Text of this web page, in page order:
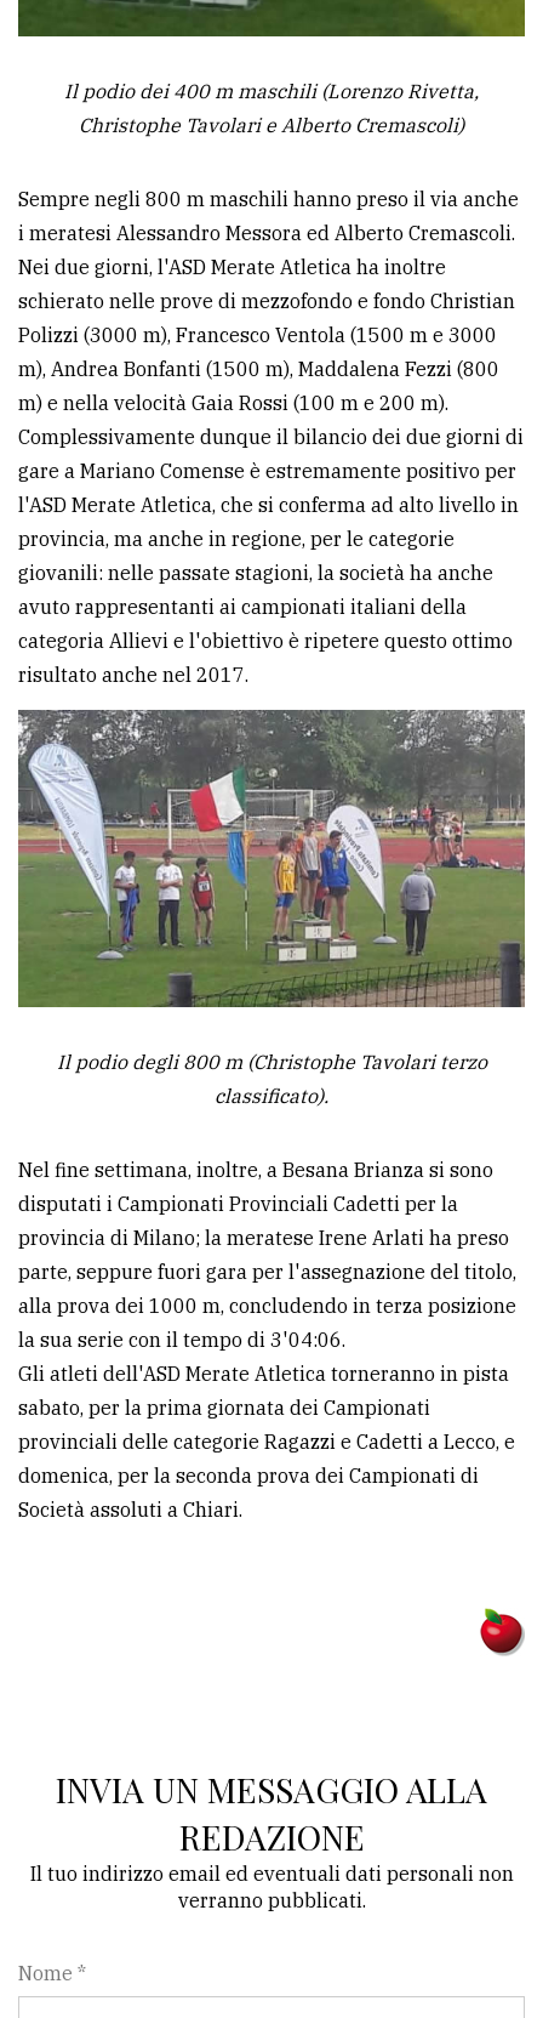
Il podio dei 400 m maschili (Lorenzo Rivetta,
Christophe Tavolari e Alberto Cremascoli)
Sempre negli 800 m maschili hanno preso il via anche
i meratesi Alessandro Messora ed Alberto Cremascoli.
Nei due giorni, l'ASD Merate Atletica ha inoltre
schierato nelle prove di mezzofondo e fondo Christian
Polizzi (3000 m), Francesco Ventola (1500 m e 3000
m), Andrea Bonfanti (1500 m), Maddalena Fezzi (800
m) e nella velocità Gaia Rossi (100 m e 200 m).
Complessivamente dunque il bilancio dei due giorni di
gare a Mariano Comense è estremamente positivo per
l'ASD Merate Atletica, che si conferma ad alto livello in
provincia, ma anche in regione, per le categorie
giovanili: nelle passate stagioni, la società ha anche
avuto rappresentanti ai campionati italiani della
categoria Allievi e l'obiettivo è ripetere questo ottimo
risultato anche nel 2017.
Il podio degli 800 m (Christophe Tavolari terzo
classificato).
Nel fine settimana, inoltre, a Besana Brianza si sono
disputati i Campionati Provinciali Cadetti per la
provincia di Milano; la meratese Irene Arlati ha preso
parte, seppure fuori gara per l'assegnazione del titolo,
alla prova dei 1000 m, concludendo in terza posizione
la sua serie con il tempo di 3'04:06.
Gli atleti dell'ASD Merate Atletica torneranno in pista
sabato, per la prima giornata dei Campionati
provinciali delle categorie Ragazzi e Cadetti a Lecco, e
domenica, per la seconda prova dei Campionati di
Società assoluti a Chiari.
INVIA UN MESSAGGIO ALLA
REDAZIONE
Il tuo indirizzo email ed eventuali dati personali non
verranno pubblicati.
Nome *